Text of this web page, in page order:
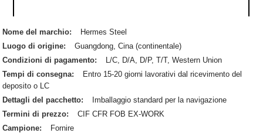
Nome del marchio:
Hermes Steel
Luogo di origine:
Guangdong, Cina (continentale)
Condizioni di pagamento:
L/C, D/A, D/P, T/T, Western Union
Tempi di consegna:
Entro 15-20 giorni lavorativi dal ricevimento del
deposito o LC
Dettagli del pacchetto:
Imballaggio standard per la navigazione
Termini di prezzo:
CIF CFR FOB EX-WORK
Campione:
Fornire